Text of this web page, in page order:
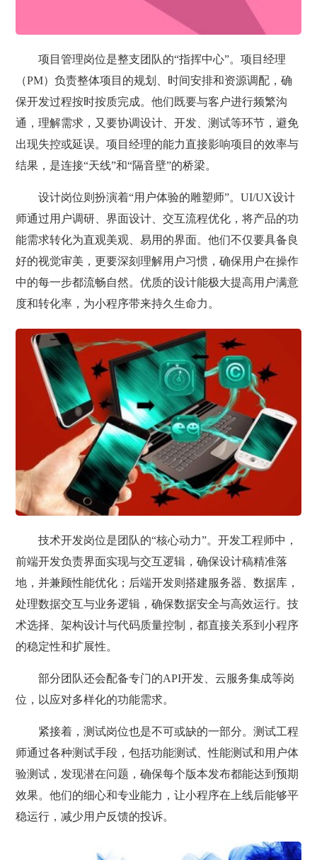
项目管理岗位是整支团队的“指挥中心”。项目经理
（PM）负责整体项目的规划、时间安排和资源调配，确
保开发过程按时按质完成。他们既要与客户进行频繁沟
通，理解需求，又要协调设计、开发、测试等环节，避免
出现失控或延误。项目经理的能力直接影响项目的效率与
结果，是连接“天线”和“隔音壁”的桥梁。
设计岗位则扮演着“用户体验的雕塑师”。UI/UX设计
师通过用户调研、界面设计、交互流程优化，将产品的功
能需求转化为直观美观、易用的界面。他们不仅要具备良
好的视觉审美，更要深刻理解用户习惯，确保用户在操作
中的每一步都流畅自然。优质的设计能极大提高用户满意
度和转化率，为小程序带来持久生命力。
技术开发岗位是团队的“核心动力”。开发工程师中，
前端开发负责界面实现与交互逻辑，确保设计稿精准落
地，并兼顾性能优化；后端开发则搭建服务器、数据库，
处理数据交互与业务逻辑，确保数据安全与高效运行。技
术选择、架构设计与代码质量控制，都直接关系到小程序
的稳定性和扩展性。
部分团队还会配备专门的API开发、云服务集成等岗
位，以应对多样化的功能需求。
紧接着，测试岗位也是不可或缺的一部分。测试工程
师通过各种测试手段，包括功能测试、性能测试和用户体
验测试，发现潜在问题，确保每个版本发布都能达到预期
效果。他们的细心和专业能力，让小程序在上线后能够平
稳运行，减少用户反馈的投诉。